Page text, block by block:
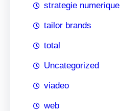
strategie numerique
tailor brands
total
Uncategorized
viadeo
web